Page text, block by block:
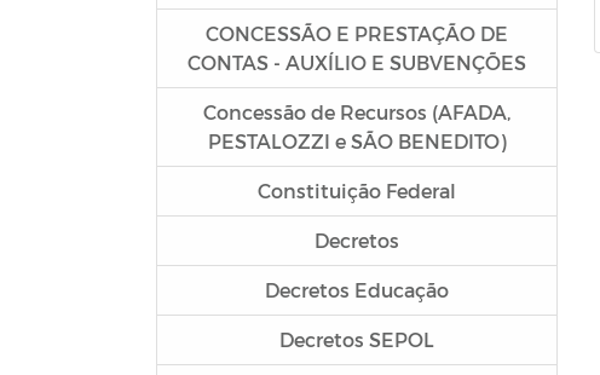
CONCESSÃO E PRESTAÇÃO DE
CONTAS - AUXÍLIO E SUBVENÇÕES
Concessão de Recursos (AFADA,
PESTALOZZI e SÃO BENEDITO)
Constituição Federal
Decretos
Decretos Educação
Decretos SEPOL